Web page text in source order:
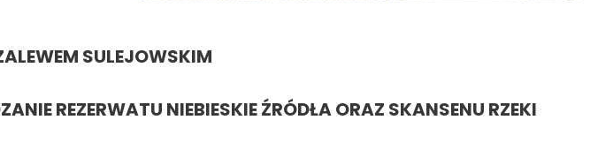
SULEJOWSKIM
REZERWATU NIEBIESKIE ŹRÓDŁA ORAZ SKANSENU RZEKI